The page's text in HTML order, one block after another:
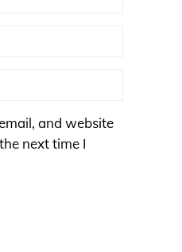
and website
next time I